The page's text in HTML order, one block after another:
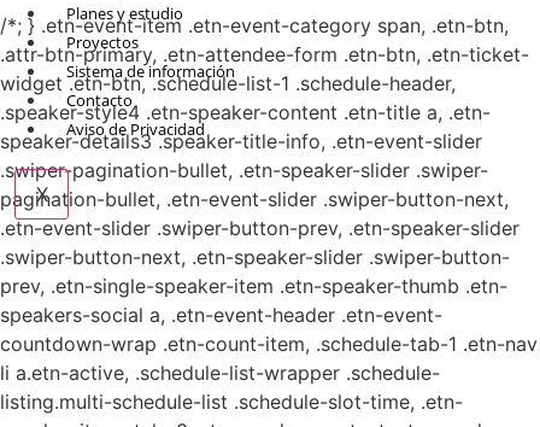
Planes y estudio
Proyectos
Sistema de información
Contacto
Aviso de Privacidad
X
/*; } .etn-event-item .etn-event-category span, .etn-btn,
.attr-btn-primary, .etn-attendee-form .etn-btn, .etn-ticket-
widget .etn-btn, .schedule-list-1 .schedule-header,
.speaker-style4 .etn-speaker-content .etn-title a, .etn-
speaker-details3 .speaker-title-info, .etn-event-slider
.swiper-pagination-bullet, .etn-speaker-slider .swiper-
pagination-bullet, .etn-event-slider .swiper-button-next,
.etn-event-slider .swiper-button-prev, .etn-speaker-slider
.swiper-button-next, .etn-speaker-slider .swiper-button-
prev, .etn-single-speaker-item .etn-speaker-thumb .etn-
speakers-social a, .etn-event-header .etn-event-
countdown-wrap .etn-count-item, .schedule-tab-1 .etn-nav
li a.etn-active, .schedule-list-wrapper .schedule-
listing.multi-schedule-list .schedule-slot-time, .etn-